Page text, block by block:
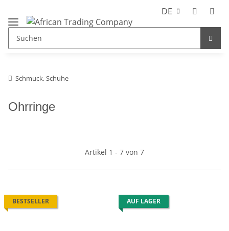
DE
Schmuck, Schuhe
Ohrringe
Artikel 1 - 7 von 7
BESTSELLER AUF LAGER